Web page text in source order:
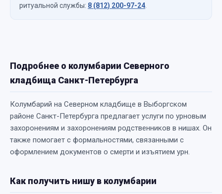
ритуальной службы: 8 (812) 200-97-24
Подробнее о колумбарии Северного
кладбища Санкт-Петербурга
Колумбарий на Северном кладбище в Выборгском
районе Санкт-Петербурга предлагает услуги по урновым
захоронениям и захоронениям родственников в нишах. Он
также помогает с формальностями, связанными с
оформлением документов о смерти и изъятием урн.
Как получить нишу в колумбарии